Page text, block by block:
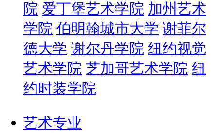
院 爱丁堡艺术学院 加州艺术
学院 伯明翰城市大学 谢菲尔
德大学 谢尔丹学院 纽约视觉
艺术学院 芝加哥艺术学院 纽
约时装学院
艺术专业